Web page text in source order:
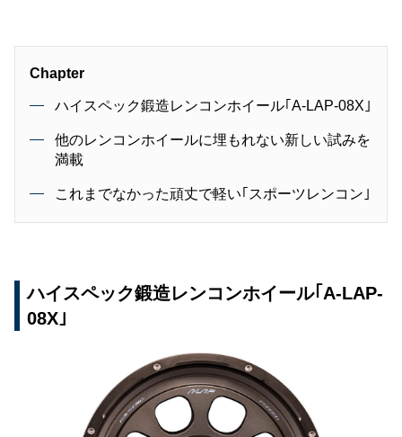
Chapter
ハイスペック鍛造レンコンホイール｢A-LAP-08X｣
他のレンコンホイールに埋もれない新しい試みを
満載
これまでなかった頑丈で軽い｢スポーツレンコン｣
ハイスペック鍛造レンコンホイール｢A-LAP-
08X｣